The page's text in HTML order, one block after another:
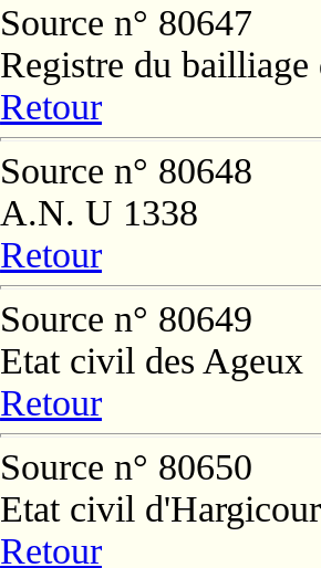
Source n° 80647
Registre du
Retour
Source n° 80648
A.N. U 1338
Retour
Source n° 80649
Etat civil des Ageux
Retour
Source n° 80650
Etat civil
Retour